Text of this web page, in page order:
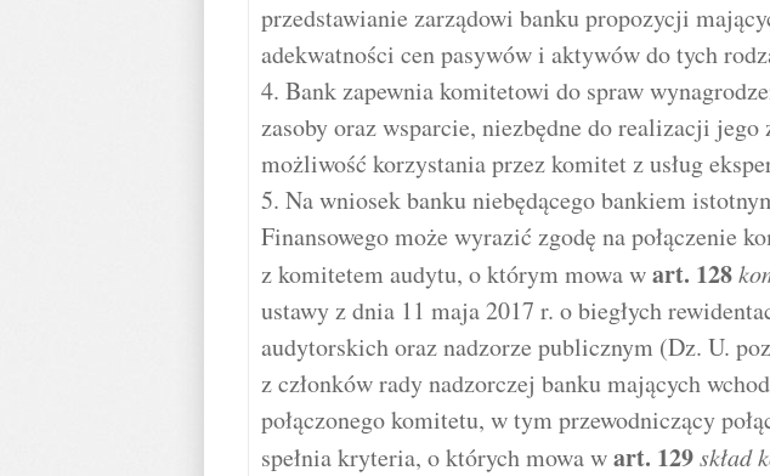
przedstawianie zarządowi banku propozycji
adekwatności cen pasywów i aktywów do tych
4. Bank zapewnia komitetowi do spraw
zasoby oraz wsparcie, niezbędne do realizacji jego
możliwość korzystania przez komitet z usług
5. Na wniosek banku niebędącego bankiem
Finansowego może wyrazić zgodę na połączenie
z komitetem audytu, o którym mowa wart. 128
ustawy z dnia 11 maja 2017 r. o biegłych
audytorskich oraz nadzorze publicznym (Dz. U.
z członków rady nadzorczej banku mających
połączonego komitetu, w tym przewodniczący
spełnia kryteria, o których mowa wart. 129skład